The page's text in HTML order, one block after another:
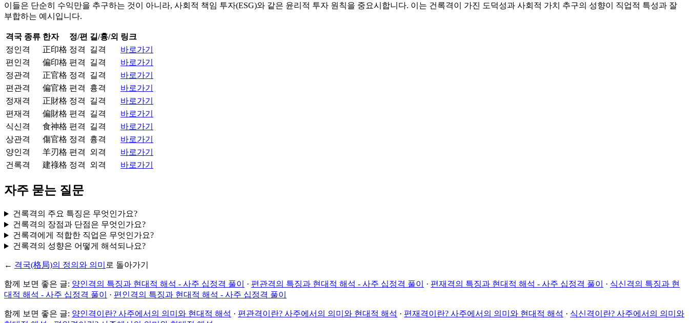
이들은 단순히 수익만을 추구하는 것이 아니라, 사회적 책임 투자(ESG)와 같은 윤리적 투자 원칙을 중요시합니다. 이는 건록격이 가진 도덕성과 사회적 가치 추구의 성향이 직업적 특성과 잘
부합하는 예시입니다.
격국 종류 한자 정/편 길/흉/외 링크
정인격
正印格 정격 길격
바로가기
편인격
偏印格 편격 길격
바로가기
정관격
正官格 정격 길격
바로가기
편관격
偏官格 편격 흉격
바로가기
정재격
正財格 정격 길격
바로가기
편재격
偏財格 편격 길격
바로가기
식신격
食神格 편격 길격
바로가기
상관격
傷官格 정격 흉격
바로가기
양인격
羊刃格 편격 외격
바로가기
건록격
建祿格 정격 외격 바로가기
자주 묻는 질문
건록격의 주요 특징은 무엇인가요?
건록격의 장점과 단점은 무엇인가요?
건록격에게 적합한 직업은 무엇인가요?
건록격의 성향은 어떻게 해석되나요?
← 격국(格局)의 정의와 의미 로 돌아가기
함께 보면 좋은 글: 양인격의 특징과 현대적 해석 - 사주 십정격 풀이 · 편관격의 특징과 현대적 해석 - 사주 십정격 풀이 · 편재격의 특징과 현대적 해석 - 사주 십정격 풀이 · 식신격의 특징과 현
대적 해석 - 사주 십정격 풀이
· 편인격의 특징과 현대적 해석 - 사주 십정격 풀이
함께 보면 좋은 글: 양인격이란? 사주에서의 의미와 현대적 해석 · 편관격이란? 사주에서의 의미와 현대적 해석 · 편재격이란? 사주에서의 의미와 현대적 해석 · 식신격이란? 사주에서의 의미와